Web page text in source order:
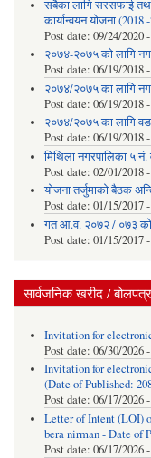
सबैका लागि सरसफाई
कार्यान्वयन योजना (2018
Post date: 09/24/2020
२०७४-२०७५ को लागि
Post date: 06/19/2018
२०७४/२०७५ का लागि
Post date: 06/19/2018
२०७४/२०७५ का लागि
Post date: 06/19/2018
मिथिला नगरपालिका ५ नं.
Post date: 02/01/2018
याेजना तर्जुमाकाे बैठक
Post date: 01/15/2017
गत आ.व. २०७२ / ०७३
Post date: 01/15/2017
सार्वजनिक खरीद /
Invitation for
Post date: 06/30/2026
Invitation for
(Date of Published:
Post date: 06/17/2026
Letter of Intent (LOI)
bera nirman - Date of
Post date: 06/17/2026